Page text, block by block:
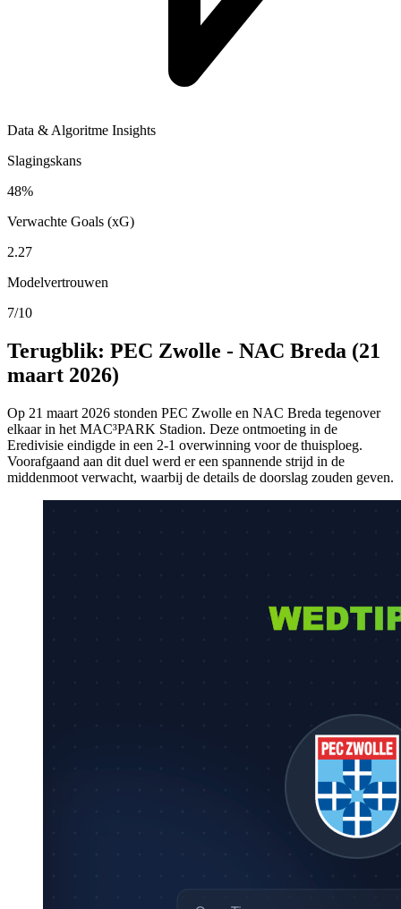
Data & Algoritme Insights
Slagingskans
48%
Verwachte Goals (xG)
2.27
Modelvertrouwen
7/10
Terugblik: PEC Zwolle - NAC Breda (21
maart 2026)
Op 21 maart 2026 stonden PEC Zwolle en NAC Breda tegenover
elkaar in het MAC³PARK Stadion. Deze ontmoeting in de
Eredivisie eindigde in een 2-1 overwinning voor de thuisploeg.
Voorafgaand aan dit duel werd er een spannende strijd in de
middenmoot verwacht, waarbij de details de doorslag zouden geven.